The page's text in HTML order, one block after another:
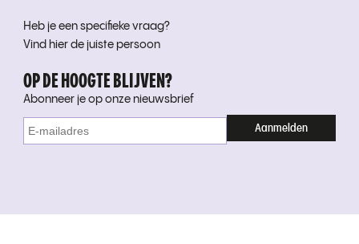
Heb je een specifieke vraag?
Vind hier de juiste persoon
OP DE HOOGTE BLIJVEN?
Abonneer je op onze nieuwsbrief